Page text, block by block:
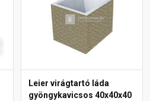
Leier virágtartó láda
gyöngykavicsos 40x40x40